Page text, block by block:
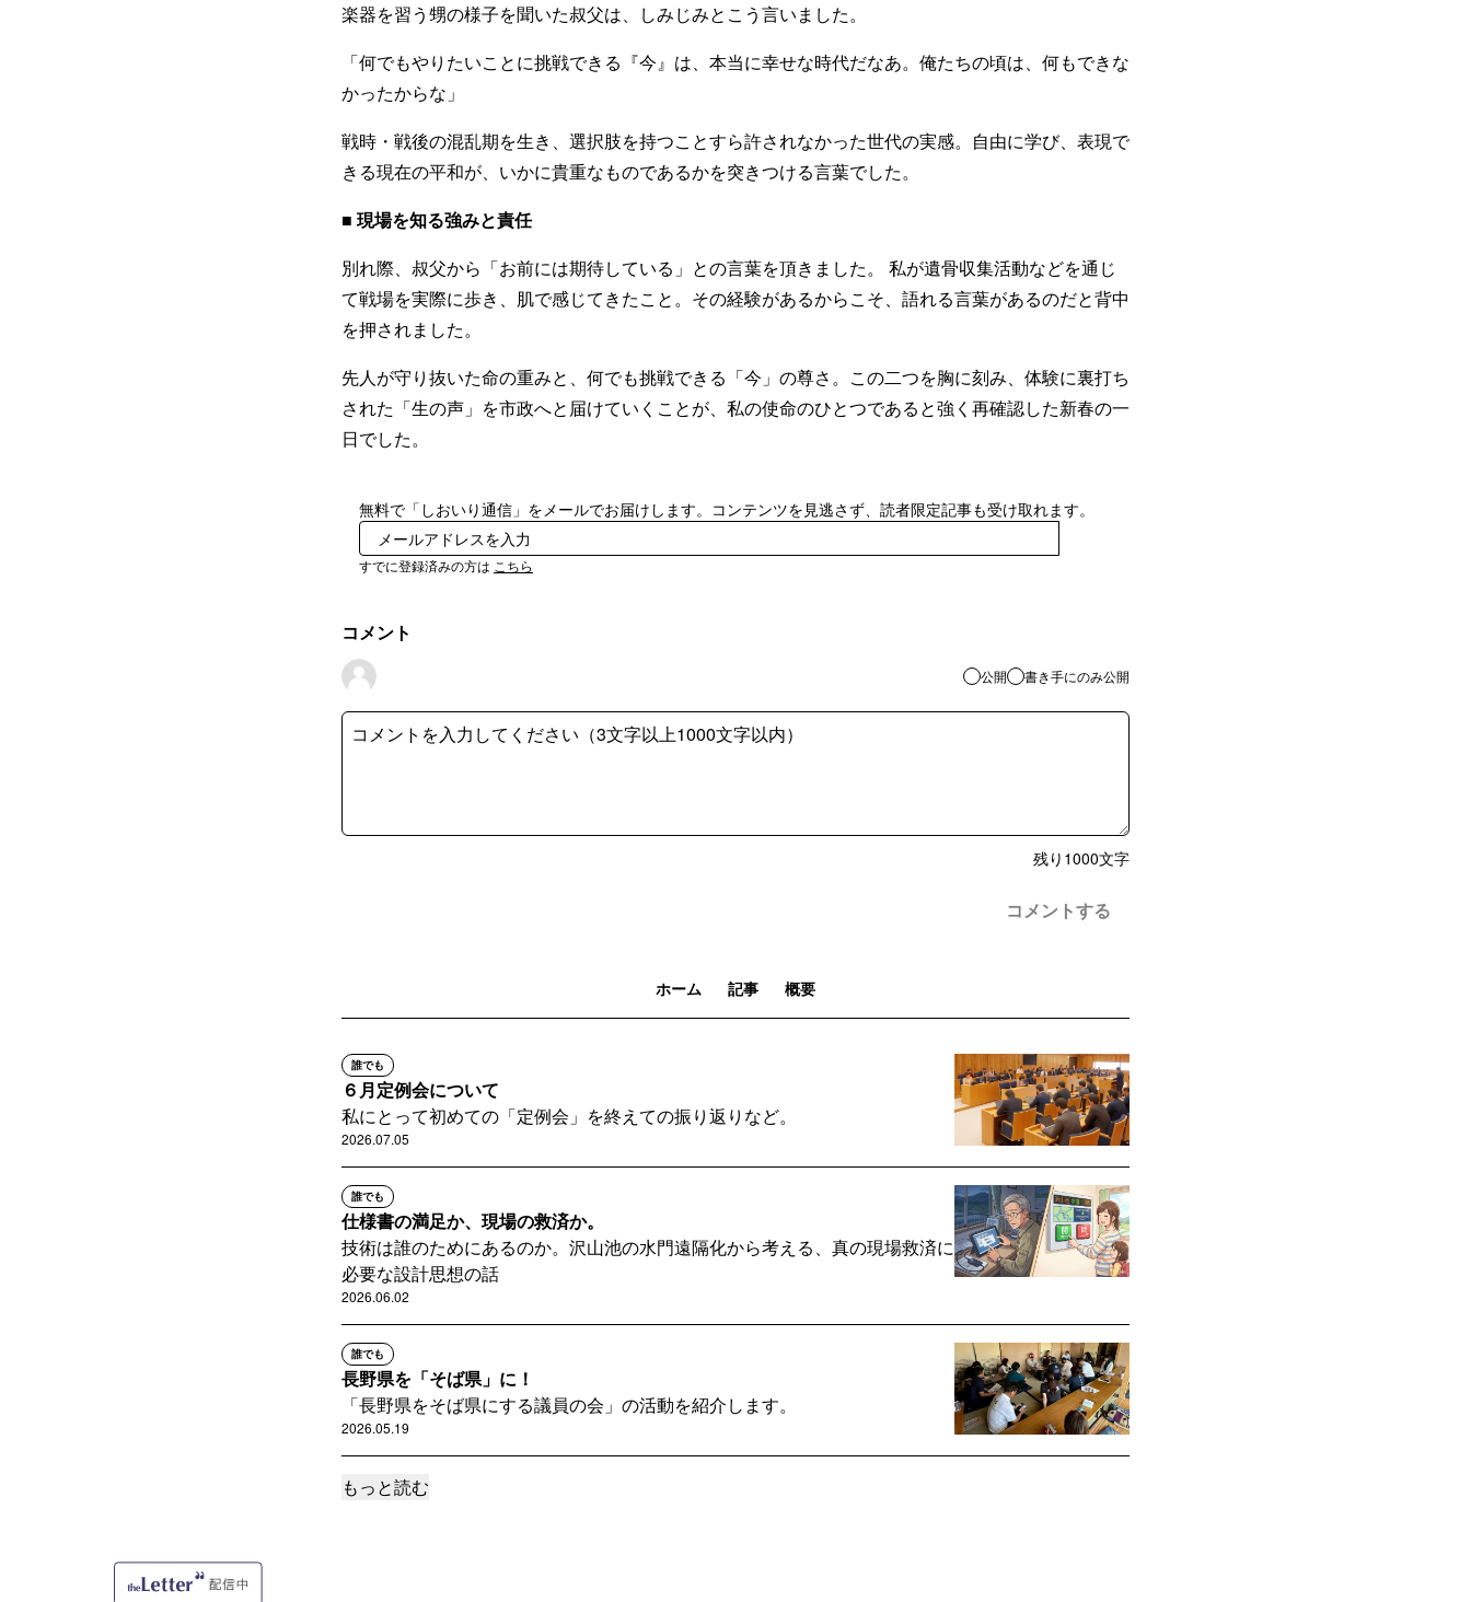
楽器を習う甥の様子を聞いた叔父は、しみじみとこう言いました。
「何でもやりたいことに挑戦できる『今』は、本当に幸せな時代だなあ。俺たちの頃は、何もできな
かったからな」
戦時・戦後の混乱期を生き、選択肢を持つことすら許されなかった世代の実感。自由に学び、表現で
きる現在の平和が、いかに貴重なものであるかを突きつける言葉でした。
■ 現場を知る強みと責任
別れ際、叔父から「お前には期待している」との言葉を頂きました。 私が遺骨収集活動などを通じ
て戦場を実際に歩き、肌で感じてきたこと。その経験があるからこそ、語れる言葉があるのだと背中
を押されました。
先人が守り抜いた命の重みと、何でも挑戦できる「今」の尊さ。この二つを胸に刻み、体験に裏打ち
された「生の声」を市政へと届けていくことが、私の使命のひとつであると強く再確認した新春の一
日でした。
無料で「しおいり通信」をメールでお届けします。コンテンツを見逃さず、読者限定記事も受け取れます。
すでに登録済みの方は こちら
コメント
公開 書き手にのみ公開
残り 1000文字
コメントする
ホーム 記事 概要
誰でも
６月定例会について
私にとって初めての「定例会」を終えての振り返りなど。
2026.07.05
誰でも
仕様書の満足か、現場の救済か。
技術は誰のためにあるのか。沢山池の水門遠隔化から考える、真の現場救済に
必要な設計思想の話
2026.06.02
誰でも
長野県を「そば県」に！
「長野県をそば県にする議員の会」の活動を紹介します。
2026.05.19
誰でも
もっと読む